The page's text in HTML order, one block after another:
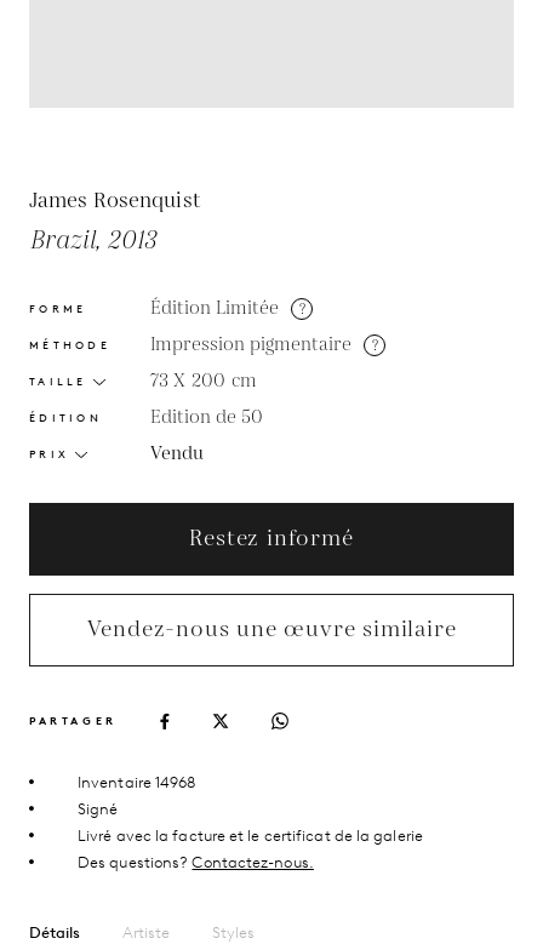
James Rosenquist
Brazil, 2013
FORME Édition Limitée ?
MÉTHODE Impression pigmentaire ?
TAILLE 73 X 200 cm
ÉDITION Edition de 50
PRIX Vendu
Restez informé
Vendez-nous une œuvre similaire
PARTAGER
Inventaire 14968
Signé
Livré avec la facture et le certificat de la galerie
Des questions?Contactez-nous.
Détails Artiste Styles